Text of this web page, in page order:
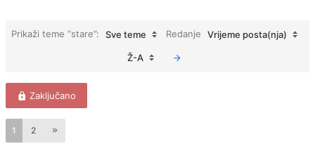
Prikaži teme “stare”: Sve teme Redanje Vrijeme posta(nja)
Ž-A
Zaključano
1 2